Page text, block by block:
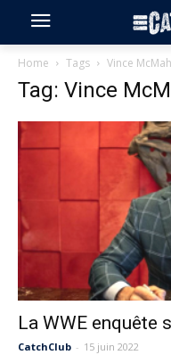
Home Tags Vince
Tag: Vince
La WWE enquête
CatchClub - 15 juin 2022